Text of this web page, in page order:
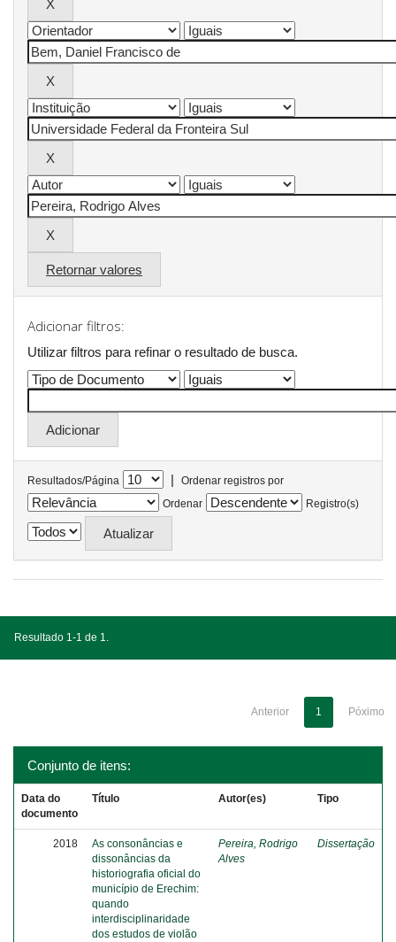
Retornar valores
Adicionar filtros:
Utilizar filtros para refinar o resultado de busca.
Resultados/Página |
Ordenar registros por
Ordenar
Registro(s)
Resultado 1-1 de 1.
Anterior 1 Póximo
Conjunto de itens:
Data do
documento
Título Autor(es) Tipo
2018
As consonâncias e
dissonâncias da
historiografia oficial do
município de Erechim:
quando
interdisciplinaridade
dos estudos de violão
Pereira, Rodrigo
Alves
Dissertação